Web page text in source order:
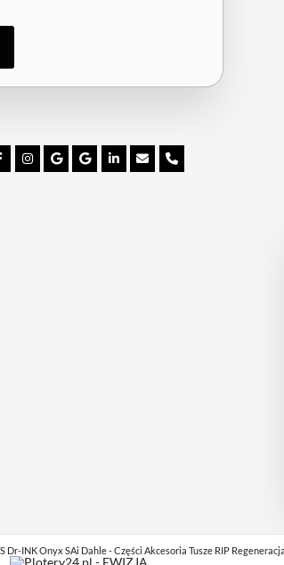
INK Onyx SAi Dahle - Części Akcesoria Tusze RIP